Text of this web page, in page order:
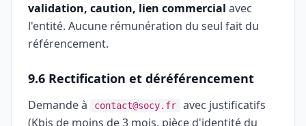
validation, caution, lien commercial avec
l'entité. Aucune rémunération du seul fait du
référencement.
9.6 Rectification et déréférencement
Demande à contact@socy.fr
avec justificatifs
(Kbis de moins de 3 mois, pièce d'identité du